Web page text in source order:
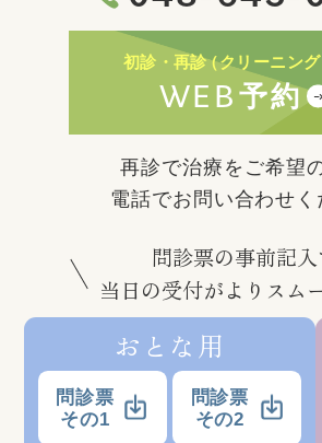
初診・再診（クリーニン
WEB 予約
再診で治療をご希望
電話でお問い合わせく
問診票の事前記
当日の受付がよりスム
おとな用
問診票
その1
問診票
その2